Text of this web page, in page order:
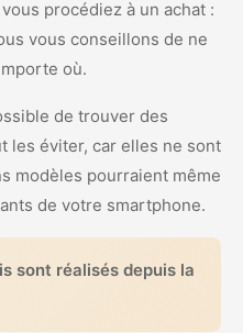
procédiez à un achat :
vous conseillons de ne
où.
de trouver des
les éviter, car elles ne sont
modèles pourraient même
de votre smartphone.
sont réalisés depuis la